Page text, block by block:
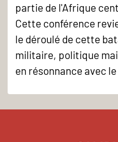
partie de l'Afrique
Cette conférence
le déroulé de cette
militaire, politique
en résonnance avec